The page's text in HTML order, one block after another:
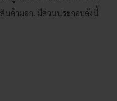
นค้ามอก. มีส่วนประกอบดังนี้